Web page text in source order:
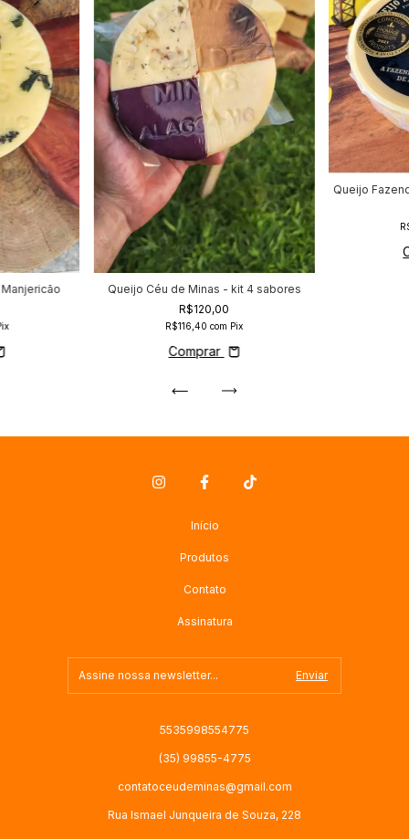
Queijo Céu de Minas - kit 4 sabores
R$120,00
R$116,40com Pix
Comprar
Queijo
Início
Produtos
Contato
Assinatura
5535998554775
(35) 99855-4775
contatoceudeminas@gmail.com
Rua Ismael Junqueira de Souza, 228